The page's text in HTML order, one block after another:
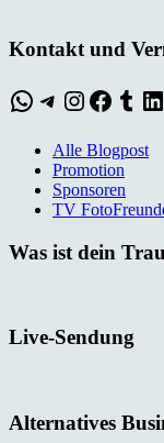
Kontakt und
WhatsApp
Telegram
Instagram
Alle Blogpost
Promotion
Sponsoren
TV
Was ist dein
Live-Sendung
Alternatives